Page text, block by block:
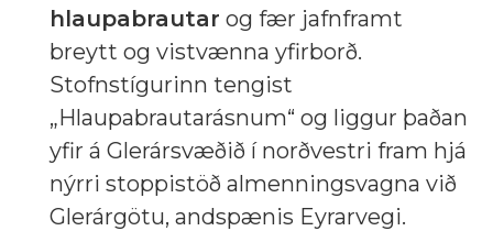
hlaupabrautar og fær jafnframt
breytt og vistvænna yfirborð.
Stofnstígurinn tengist
„Hlaupabrautarásnum“ og liggur þaðan
yfir á Glerársvæðið í norðvestri fram hjá
nýrri stoppistöð almenningsvagna við
Glerárgötu, andspænis Eyrarvegi.